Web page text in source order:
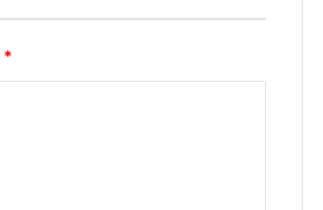
*